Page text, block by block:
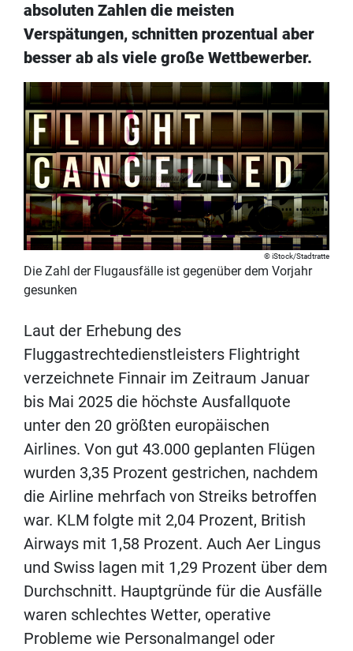
absoluten Zahlen die meisten
Verspätungen, schnitten prozentual aber
besser ab als viele große Wettbewerber.
iStock/Stadtratte
Die Zahl der Flugausfälle ist gegenüber dem Vorjahr
gesunken
Laut der Erhebung des
Fluggastrechtedienstleisters Flightright
verzeichnete Finnair im Zeitraum Januar
bis Mai 2025 die höchste Ausfallquote
unter den 20 größten europäischen
Airlines. Von gut 43.000 geplanten Flügen
wurden 3,35 Prozent gestrichen, nachdem
die Airline mehrfach von Streiks betroffen
war. KLM folgte mit 2,04 Prozent, British
Airways mit 1,58 Prozent. Auch Aer Lingus
und Swiss lagen mit 1,29 Prozent über dem
Durchschnitt. Hauptgründe für die Ausfälle
waren schlechtes Wetter, operative
Probleme wie Personalmangel oder